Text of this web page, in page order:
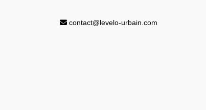
contact@levelo-urbain.com